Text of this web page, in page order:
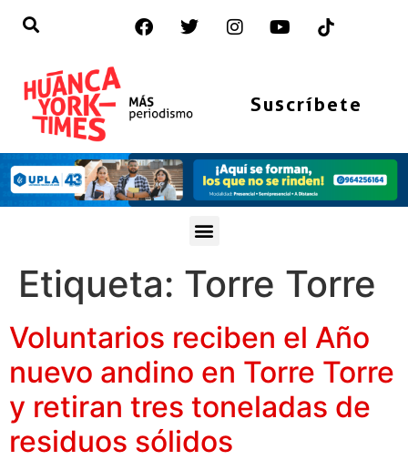
Suscríbete
Etiqueta: Torre Torre
Voluntarios reciben el Año
nuevo andino en Torre Torre
y retiran tres toneladas de
residuos sólidos